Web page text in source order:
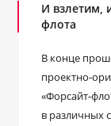
И взлетим,
флота
В конце
проектно-
«Форсайт-
в различных